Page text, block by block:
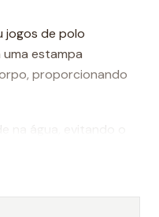
jogos de polo
estampa
proporcionando
na água, evitando o
utilizando